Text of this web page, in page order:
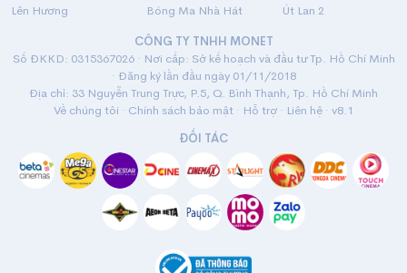
Lên Hương
Bóng Ma Nhà Hát
Út Lan 2
CÔNG TY TNHH MONET
Số ĐKKD: 0315367026 · Nơi cấp: Sở kế hoạch và đầu tư Tp. Hồ Chí Minh
· Đăng ký lần đầu ngày 01/11/2018
Địa chỉ: 33 Nguyễn Trung Trực, P.5, Q. Bình Thạnh, Tp. Hồ Chí Minh
Về chúng tôi · Chính sách bảo mật · Hỗ trợ · Liên hệ · v8.1
ĐỐI TÁC